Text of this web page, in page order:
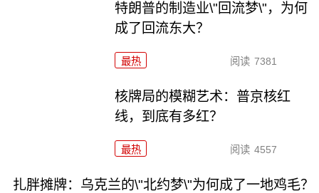
特朗普的制造业\"回流梦\"，为何
成了回流东大？
最热 阅读 7381
核牌局的模糊艺术：普京核红
线，到底有多红？
最热 阅读 4557
扎胖摊牌：乌克兰的\"北约梦\"为何成了一地鸡毛？